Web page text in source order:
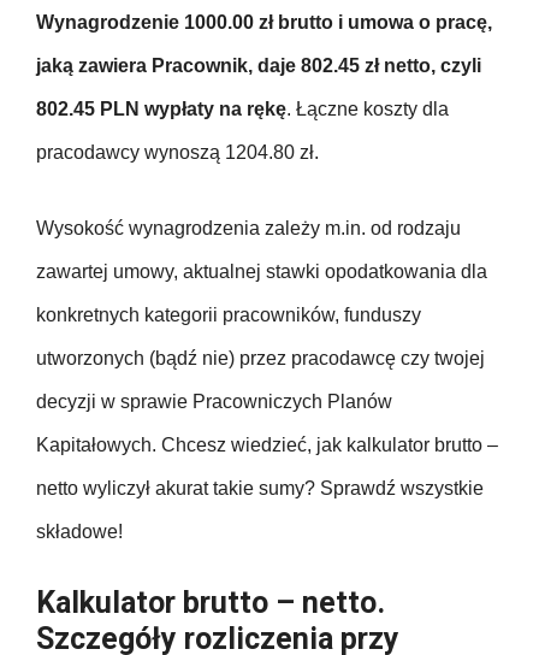
Wynagrodzenie 1000.00 zł brutto i umowa o pracę,
jaką zawiera Pracownik, daje 802.45 zł netto, czyli
802.45 PLN wypłaty na rękę. Łączne koszty dla
pracodawcy wynoszą 1204.80 zł.
Wysokość wynagrodzenia zależy m.in. od rodzaju
zawartej umowy, aktualnej stawki opodatkowania dla
konkretnych kategorii pracowników, funduszy
utworzonych (bądź nie) przez pracodawcę czy twojej
decyzji w sprawie Pracowniczych Planów
Kapitałowych. Chcesz wiedzieć, jak kalkulator brutto –
netto wyliczył akurat takie sumy? Sprawdź wszystkie
składowe!
Kalkulator brutto – netto.
Szczegóły rozliczenia przy